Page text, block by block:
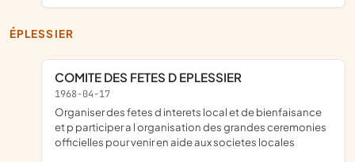
ÉPLESSIER
COMITE DES FETES D EPLESSIER
1968-04-17
organiser des fetes d interets local et de bienfaisance
et p participer a l organisation des grandes ceremonies
officielles pour venir en aide aux societes locales